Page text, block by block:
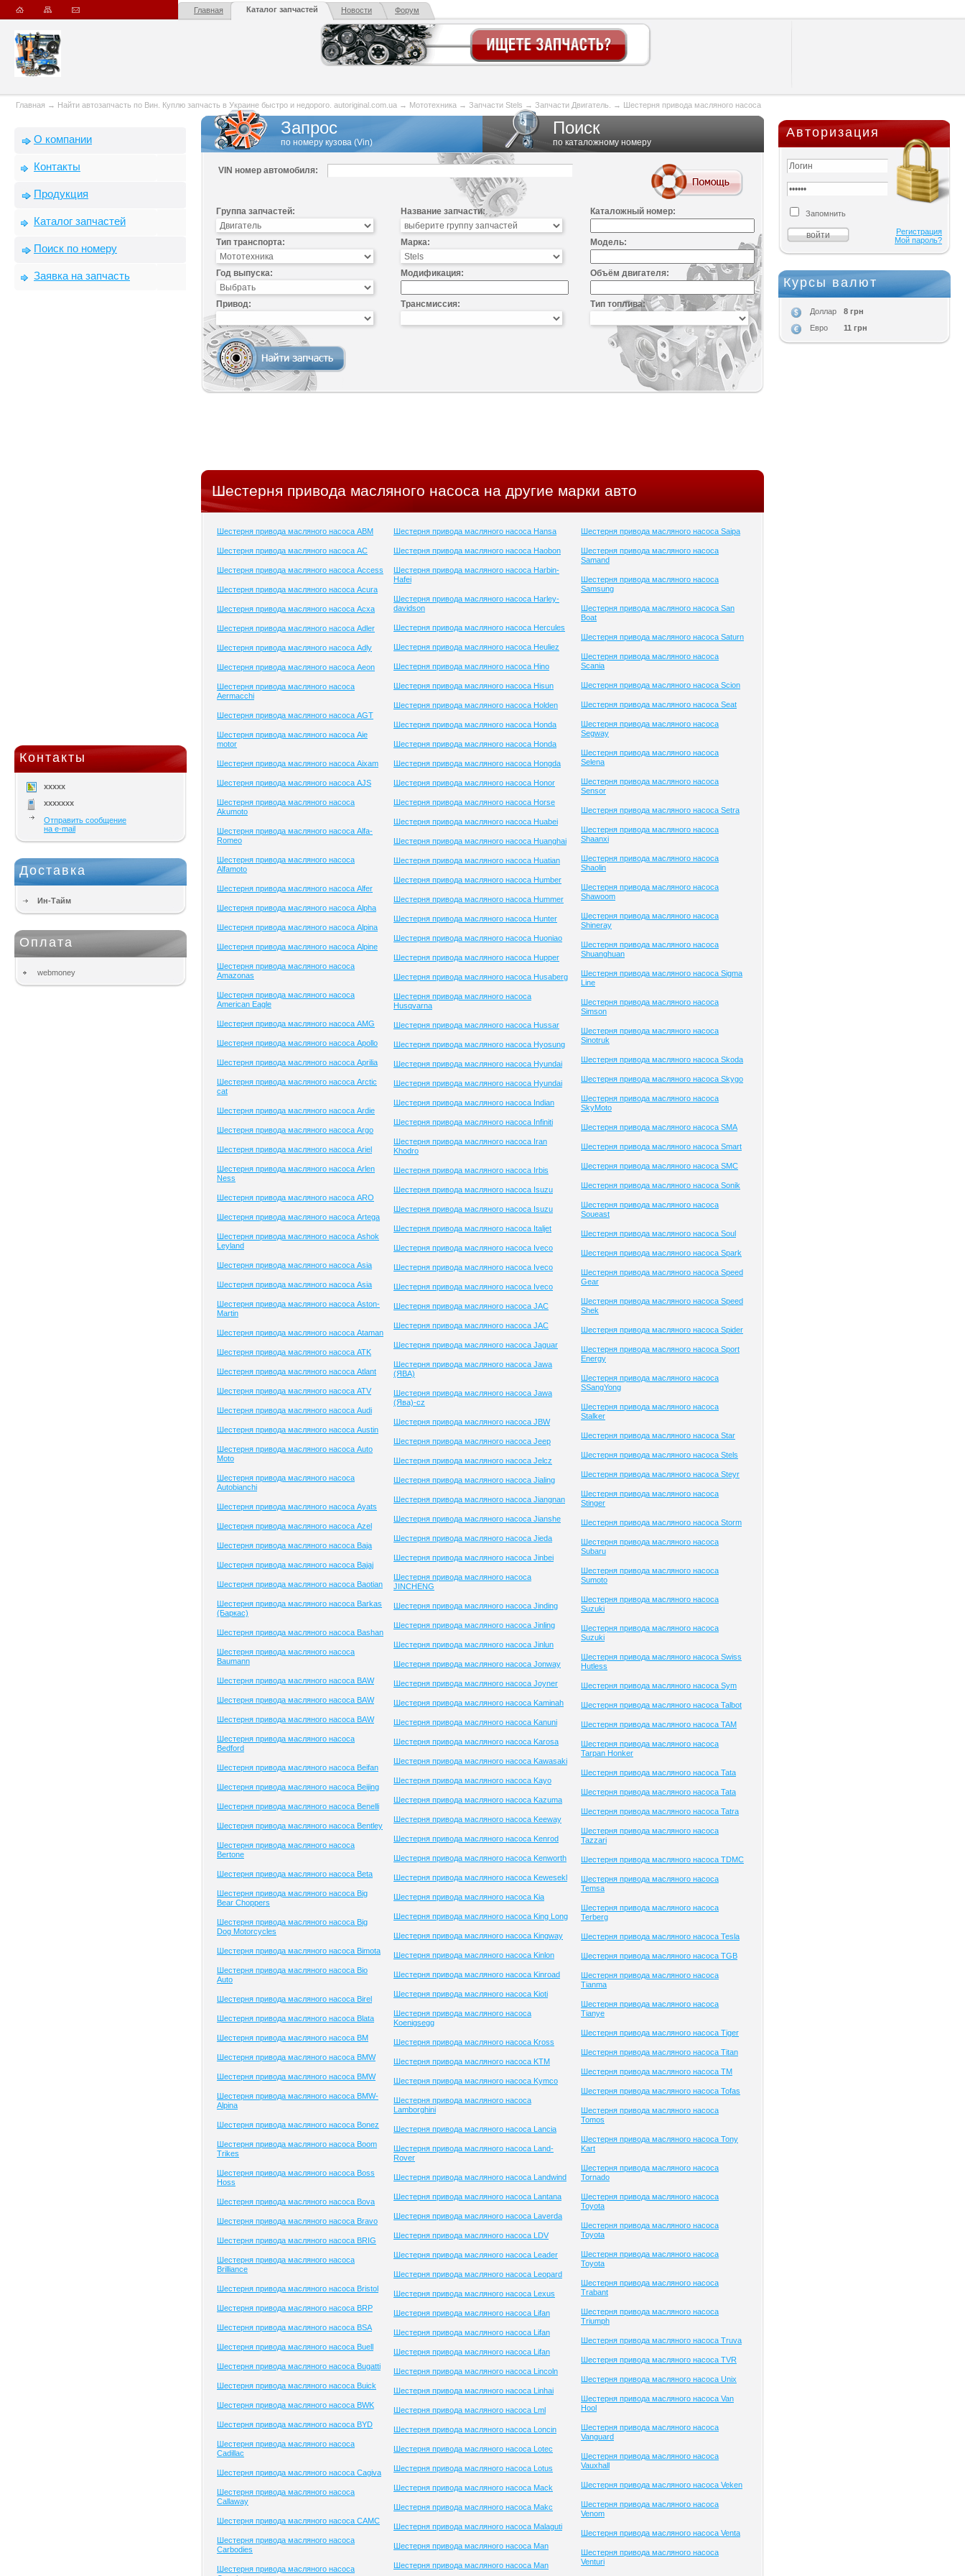
Главная Каталог запчастей Новости Форум
Главная → Найти автозапчасть по Вин. Куплю запчасть в Украине быстро и недорого. autoriginal.com.ua → Мототехника → Запчасти Stels → Запчасти Двигатель. → Шестерня привода масляного насоса
О компании
Контакты
Продукция
Каталог запчастей
Поиск по номеру
Заявка на запчасть
Контакты
xxxxx
xxxxxxx
Отправить сообщение
на e-mail
Доставка
Ин-Тайм
Оплата
webmoney
Запрос
по номеру кузова (Vin)
Поиск
по каталожному номеру
VIN номер автомобиля:
Группа запчастей: Название запчасти: Каталожный номер:
Тип транспорта: Марка: Модель:
Год выпуска: Модификация: Объём двигателя:
Привод: Трансмиссия: Тип топлива:
Шестерня привода масляного насоса на другие марки авто
Шестерня привода масляного насоса ABM
Шестерня привода масляного насоса AC
Шестерня привода масляного насоса Access
Шестерня привода масляного насоса Acura
Шестерня привода масляного насоса Acxa
Шестерня привода масляного насоса Adler
Шестерня привода масляного насоса Adly
Шестерня привода масляного насоса Aeon
Шестерня привода масляного насоса
Aermacchi
Шестерня привода масляного насоса AGT
Шестерня привода масляного насоса Aie
motor
Шестерня привода масляного насоса Aixam
Шестерня привода масляного насоса AJS
Шестерня привода масляного насоса
Akumoto
Шестерня привода масляного насоса Alfa-
Romeo
Шестерня привода масляного насоса
Alfamoto
Шестерня привода масляного насоса Alfer
Шестерня привода масляного насоса Alpha
Шестерня привода масляного насоса Alpina
Шестерня привода масляного насоса Alpine
Шестерня привода масляного насоса
Amazonas
Шестерня привода масляного насоса
American Eagle
Шестерня привода масляного насоса AMG
Шестерня привода масляного насоса Apollo
Шестерня привода масляного насоса Aprilia
Шестерня привода масляного насоса Arctic
cat
Шестерня привода масляного насоса Ardie
Шестерня привода масляного насоса Argo
Шестерня привода масляного насоса Ariel
Шестерня привода масляного насоса Arlen
Ness
Шестерня привода масляного насоса ARO
Шестерня привода масляного насоса Artega
Шестерня привода масляного насоса Ashok
Leyland
Шестерня привода масляного насоса Asia
Шестерня привода масляного насоса Asia
Шестерня привода масляного насоса Aston-
Martin
Шестерня привода масляного насоса Ataman
Шестерня привода масляного насоса ATK
Шестерня привода масляного насоса Atlant
Шестерня привода масляного насоса ATV
Шестерня привода масляного насоса Audi
Шестерня привода масляного насоса Austin
Шестерня привода масляного насоса Auto
Moto
Шестерня привода масляного насоса
Autobianchi
Шестерня привода масляного насоса Ayats
Шестерня привода масляного насоса Azel
Шестерня привода масляного насоса Baja
Шестерня привода масляного насоса Bajaj
Шестерня привода масляного насоса Baotian
Шестерня привода масляного насоса Barkas
(Баркас)
Шестерня привода масляного насоса Bashan
Шестерня привода масляного насоса
Baumann
Шестерня привода масляного насоса BAW
Шестерня привода масляного насоса BAW
Шестерня привода масляного насоса BAW
Шестерня привода масляного насоса
Bedford
Шестерня привода масляного насоса Beifan
Шестерня привода масляного насоса Beijing
Шестерня привода масляного насоса Benelli
Шестерня привода масляного насоса Bentley
Шестерня привода масляного насоса
Bertone
Шестерня привода масляного насоса Beta
Шестерня привода масляного насоса Big
Bear Choppers
Шестерня привода масляного насоса Big
Dog Motorcycles
Шестерня привода масляного насоса Bimota
Шестерня привода масляного насоса Bio
Auto
Шестерня привода масляного насоса Birel
Шестерня привода масляного насоса Blata
Шестерня привода масляного насоса BM
Шестерня привода масляного насоса BMW
Шестерня привода масляного насоса BMW
Шестерня привода масляного насоса BMW-
Alpina
Шестерня привода масляного насоса Bonez
Шестерня привода масляного насоса Boom
Trikes
Шестерня привода масляного насоса Boss
Hoss
Шестерня привода масляного насоса Bova
Шестерня привода масляного насоса Bravo
Шестерня привода масляного насоса BRIG
Шестерня привода масляного насоса
Brilliance
Шестерня привода масляного насоса Bristol
Шестерня привода масляного насоса BRP
Шестерня привода масляного насоса BSA
Шестерня привода масляного насоса Buell
Шестерня привода масляного насоса Bugatti
Шестерня привода масляного насоса Buick
Шестерня привода масляного насоса BWK
Шестерня привода масляного насоса BYD
Шестерня привода масляного насоса
Cadillac
Шестерня привода масляного насоса Cagiva
Шестерня привода масляного насоса
Callaway
Шестерня привода масляного насоса CAMC
Шестерня привода масляного насоса
Carbodies
Шестерня привода масляного насоса
Шестерня привода масляного насоса Hansa
Шестерня привода масляного насоса Haobon
Шестерня привода масляного насоса Harbin-
Hafei
Шестерня привода масляного насоса Harley-
davidson
Шестерня привода масляного насоса Hercules
Шестерня привода масляного насоса Heuliez
Шестерня привода масляного насоса Hino
Шестерня привода масляного насоса Hisun
Шестерня привода масляного насоса Holden
Шестерня привода масляного насоса Honda
Шестерня привода масляного насоса Honda
Шестерня привода масляного насоса Hongda
Шестерня привода масляного насоса Honor
Шестерня привода масляного насоса Horse
Шестерня привода масляного насоса Huabei
Шестерня привода масляного насоса Huanghai
Шестерня привода масляного насоса Huatian
Шестерня привода масляного насоса Humber
Шестерня привода масляного насоса Hummer
Шестерня привода масляного насоса Hunter
Шестерня привода масляного насоса Huoniao
Шестерня привода масляного насоса Hupper
Шестерня привода масляного насоса Husaberg
Шестерня привода масляного насоса
Husqvarna
Шестерня привода масляного насоса Hussar
Шестерня привода масляного насоса Hyosung
Шестерня привода масляного насоса Hyundai
Шестерня привода масляного насоса Hyundai
Шестерня привода масляного насоса Indian
Шестерня привода масляного насоса Infiniti
Шестерня привода масляного насоса Iran
Khodro
Шестерня привода масляного насоса Irbis
Шестерня привода масляного насоса Isuzu
Шестерня привода масляного насоса Isuzu
Шестерня привода масляного насоса Italjet
Шестерня привода масляного насоса Iveco
Шестерня привода масляного насоса Iveco
Шестерня привода масляного насоса Iveco
Шестерня привода масляного насоса JAC
Шестерня привода масляного насоса JAC
Шестерня привода масляного насоса Jaguar
Шестерня привода масляного насоса Jawa
(ЯВА)
Шестерня привода масляного насоса Jawa
(Ява)-cz
Шестерня привода масляного насоса JBW
Шестерня привода масляного насоса Jeep
Шестерня привода масляного насоса Jelcz
Шестерня привода масляного насоса Jialing
Шестерня привода масляного насоса Jiangnan
Шестерня привода масляного насоса Jianshe
Шестерня привода масляного насоса Jieda
Шестерня привода масляного насоса Jinbei
Шестерня привода масляного насоса
JINCHENG
Шестерня привода масляного насоса Jinding
Шестерня привода масляного насоса Jinling
Шестерня привода масляного насоса Jinlun
Шестерня привода масляного насоса Jonway
Шестерня привода масляного насоса Joyner
Шестерня привода масляного насоса Kaminah
Шестерня привода масляного насоса Kanuni
Шестерня привода масляного насоса Karosa
Шестерня привода масляного насоса Kawasaki
Шестерня привода масляного насоса Kayo
Шестерня привода масляного насоса Kazuma
Шестерня привода масляного насоса Keeway
Шестерня привода масляного насоса Kenrod
Шестерня привода масляного насоса Kenworth
Шестерня привода масляного насоса Kewesekl
Шестерня привода масляного насоса Kia
Шестерня привода масляного насоса King Long
Шестерня привода масляного насоса Kingway
Шестерня привода масляного насоса Kinlon
Шестерня привода масляного насоса Kinroad
Шестерня привода масляного насоса Kioti
Шестерня привода масляного насоса
Koenigsegg
Шестерня привода масляного насоса Kross
Шестерня привода масляного насоса KTM
Шестерня привода масляного насоса Kymco
Шестерня привода масляного насоса
Lamborghini
Шестерня привода масляного насоса Lancia
Шестерня привода масляного насоса Land-
Rover
Шестерня привода масляного насоса Landwind
Шестерня привода масляного насоса Lantana
Шестерня привода масляного насоса Laverda
Шестерня привода масляного насоса LDV
Шестерня привода масляного насоса Leader
Шестерня привода масляного насоса Leopard
Шестерня привода масляного насоса Lexus
Шестерня привода масляного насоса Lifan
Шестерня привода масляного насоса Lifan
Шестерня привода масляного насоса Lifan
Шестерня привода масляного насоса Lincoln
Шестерня привода масляного насоса Linhai
Шестерня привода масляного насоса Lml
Шестерня привода масляного насоса Loncin
Шестерня привода масляного насоса Lotec
Шестерня привода масляного насоса Lotus
Шестерня привода масляного насоса Mack
Шестерня привода масляного насоса Makc
Шестерня привода масляного насоса Malaguti
Шестерня привода масляного насоса Man
Шестерня привода масляного насоса Man
Шестерня привода масляного насоса Saipa
Шестерня привода масляного насоса
Samand
Шестерня привода масляного насоса
Samsung
Шестерня привода масляного насоса San
Boat
Шестерня привода масляного насоса Saturn
Шестерня привода масляного насоса
Scania
Шестерня привода масляного насоса Scion
Шестерня привода масляного насоса Seat
Шестерня привода масляного насоса
Segway
Шестерня привода масляного насоса
Selena
Шестерня привода масляного насоса
Sensor
Шестерня привода масляного насоса Setra
Шестерня привода масляного насоса
Shaanxi
Шестерня привода масляного насоса
Shaolin
Шестерня привода масляного насоса
Shawoom
Шестерня привода масляного насоса
Shineray
Шестерня привода масляного насоса
Shuanghuan
Шестерня привода масляного насоса Sigma
Line
Шестерня привода масляного насоса
Simson
Шестерня привода масляного насоса
Sinotruk
Шестерня привода масляного насоса Skoda
Шестерня привода масляного насоса Skygo
Шестерня привода масляного насоса
SkyMoto
Шестерня привода масляного насоса SMA
Шестерня привода масляного насоса Smart
Шестерня привода масляного насоса SMC
Шестерня привода масляного насоса Sonik
Шестерня привода масляного насоса
Soueast
Шестерня привода масляного насоса Soul
Шестерня привода масляного насоса Spark
Шестерня привода масляного насоса Speed
Gear
Шестерня привода масляного насоса Speed
Shek
Шестерня привода масляного насоса Spider
Шестерня привода масляного насоса Sport
Energy
Шестерня привода масляного насоса
SSangYong
Шестерня привода масляного насоса
Stalker
Шестерня привода масляного насоса Star
Шестерня привода масляного насоса Stels
Шестерня привода масляного насоса Steyr
Шестерня привода масляного насоса
Stinger
Шестерня привода масляного насоса Storm
Шестерня привода масляного насоса
Subaru
Шестерня привода масляного насоса
Sumoto
Шестерня привода масляного насоса
Suzuki
Шестерня привода масляного насоса
Suzuki
Шестерня привода масляного насоса Swiss
Hutless
Шестерня привода масляного насоса Sym
Шестерня привода масляного насоса Talbot
Шестерня привода масляного насоса TAM
Шестерня привода масляного насоса
Tarpan Honker
Шестерня привода масляного насоса Tata
Шестерня привода масляного насоса Tata
Шестерня привода масляного насоса Tatra
Шестерня привода масляного насоса
Tazzari
Шестерня привода масляного насоса TDMC
Шестерня привода масляного насоса
Temsa
Шестерня привода масляного насоса
Terberg
Шестерня привода масляного насоса Tesla
Шестерня привода масляного насоса TGB
Шестерня привода масляного насоса
Tianma
Шестерня привода масляного насоса
Tianye
Шестерня привода масляного насоса Tiger
Шестерня привода масляного насоса Titan
Шестерня привода масляного насоса TM
Шестерня привода масляного насоса Tofas
Шестерня привода масляного насоса
Tomos
Шестерня привода масляного насоса Tony
Kart
Шестерня привода масляного насоса
Tornado
Шестерня привода масляного насоса
Toyota
Шестерня привода масляного насоса
Toyota
Шестерня привода масляного насоса
Toyota
Шестерня привода масляного насоса
Trabant
Шестерня привода масляного насоса
Triumph
Шестерня привода масляного насоса Truva
Шестерня привода масляного насоса TVR
Шестерня привода масляного насоса Unix
Шестерня привода масляного насоса Van
Hool
Шестерня привода масляного насоса
Vanguard
Шестерня привода масляного насоса
Vauxhall
Шестерня привода масляного насоса Veken
Шестерня привода масляного насоса
Venom
Шестерня привода масляного насоса Venta
Шестерня привода масляного насоса
Venturi
Авторизация
Запомнить
Регистрация
Мой пароль?
Курсы валют
Доллар
8 грн
Евро
11 грн